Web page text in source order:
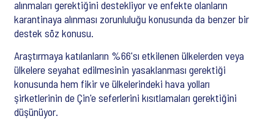
alınmaları gerektiğini destekliyor ve enfekte olanların
karantinaya alınması zorunluluğu konusunda da benzer bir
destek söz konusu.
Araştırmaya katılanların %66'sı etkilenen ülkelerden veya
ülkelere seyahat edilmesinin yasaklanması gerektiği
konusunda hem fikir ve ülkelerindeki hava yolları
şirketlerinin de Çin'e seferlerini kısıtlamaları gerektiğini
düşünüyor.